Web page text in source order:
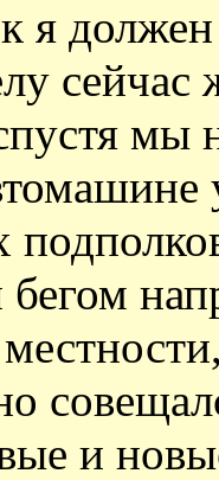
я
сейчас
мы
и